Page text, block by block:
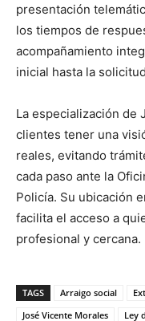
presentación
los tiempos de
acompañamiento
inicial hasta la
La especialización de
clientes tener una
reales, evitando
cada paso ante la
Policía. Su ubicación
facilita el acceso a
profesional y cercana.
TAGS Arraigo social
José Vicente Morales
Ley